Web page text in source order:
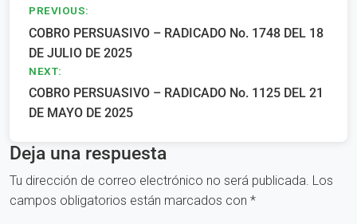
Navegación
de
entradas
PREVIOUS:
COBRO PERSUASIVO – RADICADO No. 1748 DEL 18
DE JULIO DE 2025
NEXT:
COBRO PERSUASIVO – RADICADO No. 1125 DEL 21
DE MAYO DE 2025
Deja una respuesta
Tu dirección de correo electrónico no será publicada. Los
campos obligatorios están marcados con *